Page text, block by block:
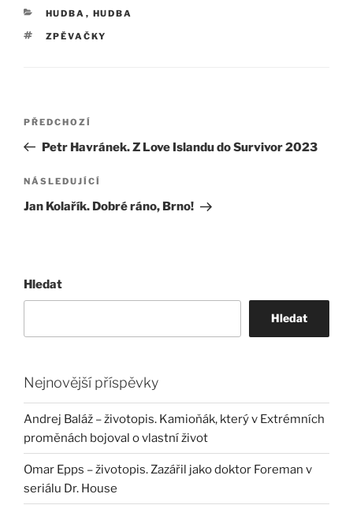
RUBRIKY
HUDBA , HUDBA
ŠTÍTKY
ZPĚVAČKY
Navigace
příspěvek
Předchozí
příspěvek
PŘEDCHOZÍ
Petr Havránek. Z Love Islandu do Survivor 2023
Následující
příspěvek
NÁSLEDUJÍCÍ
Jan Kolařík. Dobré ráno, Brno!
Hledat
Hledat
Nejnovější příspěvky
Andrej Baláž – životopis. Kamioňák, který v Extrémních
proměnách bojoval o vlastní život
Omar Epps – životopis. Zazářil jako doktor Foreman v
seriálu Dr. House